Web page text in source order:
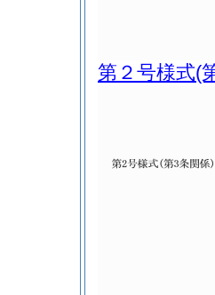
第２号様式(